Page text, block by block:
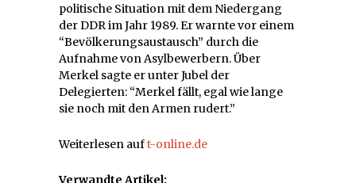
politische Situation mit dem Niedergang
der DDR im Jahr 1989. Er warnte vor einem
“Bevölkerungsaustausch” durch die
Aufnahme von Asylbewerbern. Über
Merkel sagte er unter Jubel der
Delegierten: “Merkel fällt, egal wie lange
sie noch mit den Armen rudert.”
Weiterlesen auft-online.de
Verwandte Artikel: